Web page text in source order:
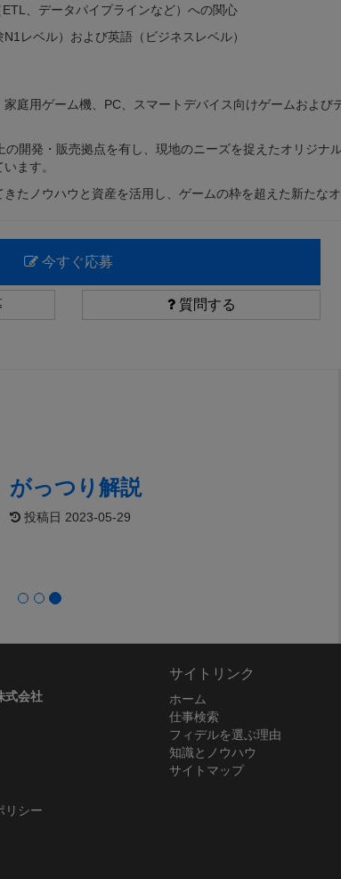
、データパイプラインなど）への関心
レベル）および英語（ビジネスレベル）
庭用ゲーム機、PC、スマートデバイス向けゲームおよ
の開発・販売拠点を有し、現地のニーズを捉えたオリジナ
ます。
たノウハウと資産を活用し、ゲームの枠を超えた新たな
今すぐ応募
質問する
がっつり解説
投稿日 2023-05-29
式会社
リシー
サイトリンク
ホーム
仕事検索
フィデルを選ぶ理由
知識とノウハウ
サイトマップ